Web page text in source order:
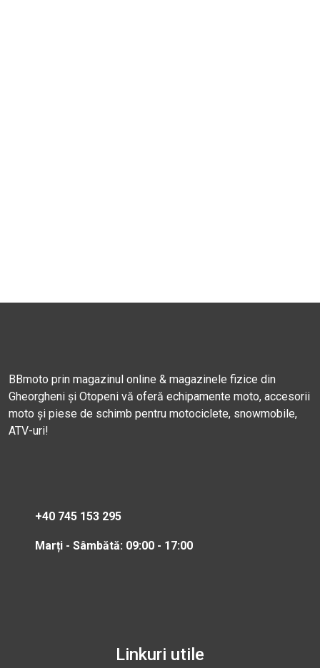
BBmoto prin magazinul online & magazinele fizice din
Gheorgheni și Otopeni vă oferă echipamente moto, accesorii
moto și piese de schimb pentru motociclete, snowmobile,
ATV-uri!
+40 745 153 295
Marți - Sâmbătă: 09:00 - 17:00
Linkuri utile